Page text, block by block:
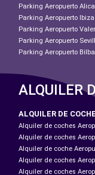
Parking Aeropuerto
Parking Aeropuerto Ibiza
Parking Aeropuerto
Parking Aeropuerto
Parking Aeropuerto
ALQUILER
ALQUILER DE
Alquiler de coches
Alquiler de coches
Alquiler de coche
Alquiler de coches
Alquiler de coches